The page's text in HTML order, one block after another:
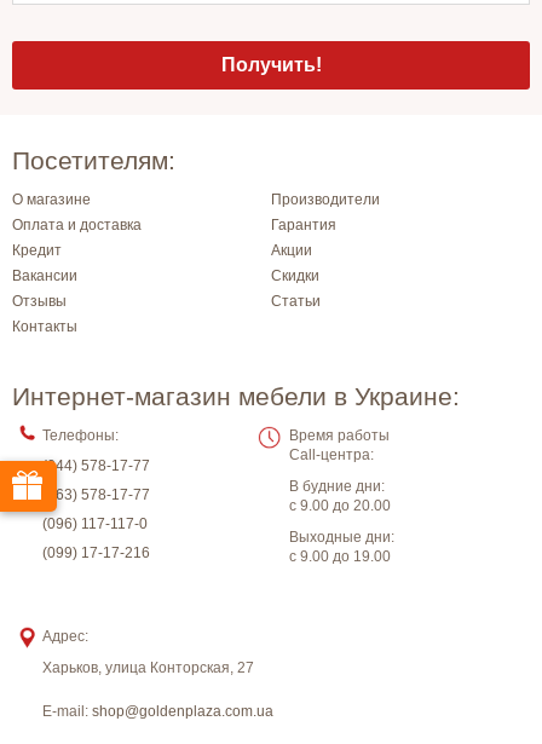
Посетителям:
О магазине
Производители
Оплата и доставка
Гарантия
Кредит
Акции
Вакансии
Скидки
Отзывы
Статьи
Контакты
Интернет-магазин мебели в Украине:
Телефоны:
(044) 578-17-77
(063) 578-17-77
(096) 117-117-0
(099) 17-17-216
Время работы
Call-центра:
В будние дни:
с 9.00 до 20.00
Выходные дни:
с 9.00 до 19.00
Адрес:
Харьков улица Конторская, 27
E-mail: shop@goldenplaza.com.ua